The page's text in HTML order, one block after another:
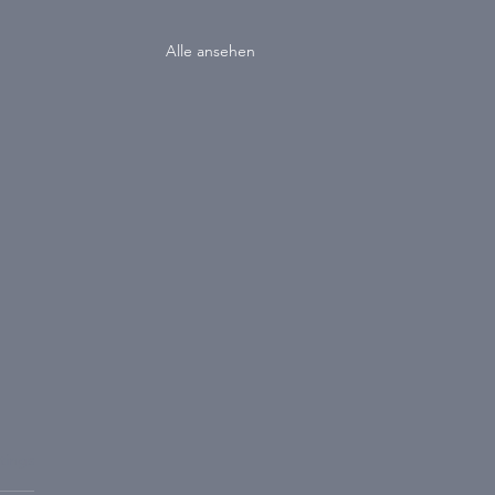
Alle ansehen